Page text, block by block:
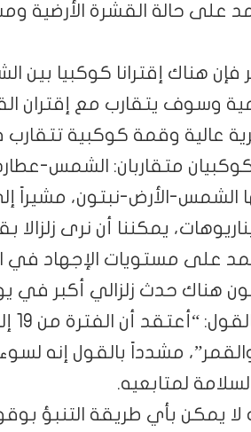
على حالة القشرة الأرضية
في اليوم 16 سبتمبر فإن هناك إقترانا
وسوف يتقارب مع إقتران
وقمة كوكبية تتقارب في
كوكبيان متقاربان: الشمس-
تليها الشمس-الأرض-نبتون، مشيراً
على مستويات الإجهاد في
مشدداً بالقول إنه
لمتابعيه.
يمكن بأي طريقة التنبؤ